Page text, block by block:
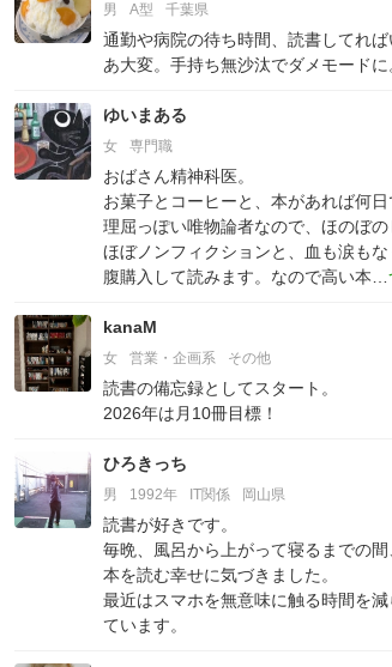
男 A型 千葉県
通勤や病院の待ち時間、読書してれ
あ大変。手持ち無沙汰でダメモード
ゆいまある
女 専門職
おばさん精神科医。
お菓子とコーヒーと、本があれば何日
理屈っぽい唯物論者なので、ほのぼ
ほぼノンフィクションと、血も涙も
腹購入して読みます。なので高い本
kanaM
女 営業・企画系 その他
読書の備忘録としてスタート。
2026年は月10冊目標！
ひろきっち
男 1992年 IT関係 岡山県
読書が好きです。
毎晩、風呂から上がって寝るまでの
本を読む幸せに気づきました。
最近はスマホを無意味に触る時間を
ています。